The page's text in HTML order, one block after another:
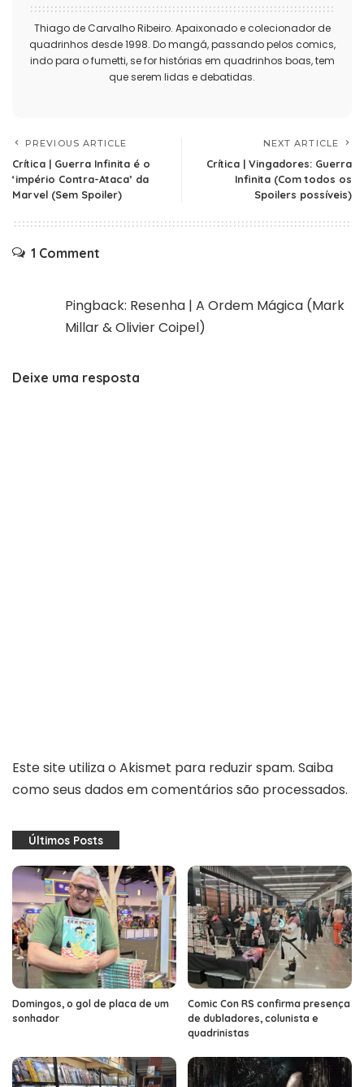
Thiago de Carvalho Ribeiro. Apaixonado e colecionador de
quadrinhos desde 1998. Do mangá, passando pelos comics,
indo para o fumetti, se for histórias em quadrinhos boas, tem
que serem lidas e debatidas.
PREVIOUS ARTICLE
Crítica | Guerra Infinita é o
‘império Contra-Ataca’ da
Marvel (Sem Spoiler)
NEXT ARTICLE
Crítica | Vingadores: Guerra
Infinita (Com todos os
Spoilers possíveis)
1 Comment
Pingback: Resenha | A Ordem Mágica (Mark
Millar & Olivier Coipel)
Deixe uma resposta
Este site utiliza o Akismet para reduzir spam. Saiba
como seus dados em comentários são processados.
Últimos Posts
Domingos, o gol de placa de um
sonhador
Comic Con RS confirma presença
de dubladores, colunista e
quadrinistas